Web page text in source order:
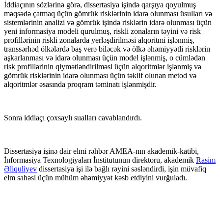
İddiaçının sözlərinə görə, dissertasiya işində qarşıya qoyulmuş
məqsədə çatmaq üçün gömrük risklərinin idarə olunması üsulları və
sistemlərinin analizi və gömrük işində risklərin idarə olunması üçün
yeni informasiya modeli qurulmuş, riskli zonaların təyini və risk
profillərinin riskli zonalarda yerləşdirilməsi alqoritmi işlənmiş,
transsərhəd ölkələrdə baş verə biləcək və ölkə əhəmiyyətli risklərin
aşkarlanması və idarə olunması üçün model işlənmiş, o cümlədən
risk profillərinin qiymətləndirilməsi üçün alqoritmlər işlənmiş və
gömrük risklərinin idarə olunması üçün təklif olunan metod və
alqoritmlər əsasında proqram təminatı işlənmişdir.
Sonra iddiaçı çoxsaylı sualları cavablandırdı.
Dissertasiya işinə dair elmi rəhbər AMEA-nın akademik-katibi,
İnformasiya Texnologiyaları İnstitutunun direktoru, akademik Rasim
Əliquliyev dissertasiya işi ilə bağlı rəyini səsləndirdi, işin müvafiq
elm sahəsi üçün mühüm əhəmiyyət kəsb etdiyini vurğuladı.